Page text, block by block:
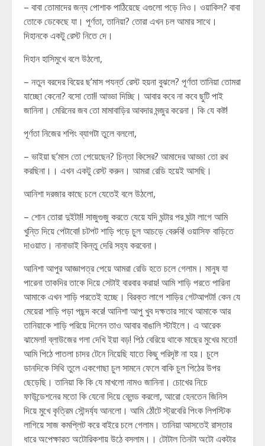
– বাবা তোমাদের জন্য পোশাক পাঠিয়েছে এগুলো পড়ে নিও। ওয়াকিল? বাবা
তোকে ডেকেছে যা। পূর্ণতা, তানিয়া? তোরা এখন চল আমার সাথে।
দিহানকে একটু রেস্ট নিতে দে।
দিহান হাসিমুখে বলে উঠলো,
– নতুন বরদের বিয়ের ছ’মাস পযর্ন্ত রেস্ট হয়না বুঝলে? পূর্ণতা তানিয়া তোমরা
যাচ্ছো কেনো? বসো তো!! আড্ডা দিচ্ছি। আবার কবে না কবে ছুটি পাই
জানিনা। মেরিনের জব তো মামাবাড়ির আবদার মন্জুর করেনা। কি যে কষ্ট!
পূর্ণতা নিজের শপিং ব্যাগটা তুলে বললো,
– ভাইয়া ছ’মাস তো পেয়েছেন? চিন্তা কিসের? আমাদের আড্ডা তো রথ
করছিনা।। এখন একটু রেস্ট করুন। আমরা রেডি হয়েই আসছি।
আনিশা দরজার কাছে চলে যেতেই বলে উঠলো,
– শোন তোরা দুইটা!! সাজুগুজু করতে যেয়ে যদি ঘন্টার পর ঘন্টা লাগে আমি
খুন্তি দিয়ে পেটাবো! চটপট শাড়ি পড়ে চুল আচড়ে বেরুবি! ওয়াসিফ বাড়িতে
দাওয়াত। নানাভাই কিন্তু দেরি সহ্য করবেনা।
আনিশা আপুর আজ্ঞাপত্র পেয়ে আমরা রেডি হতে চলে গেলাম। মানুষ যা
পারেনা তাকদির তাকে দিয়ে সেটাই বারবার করায়! আমি শাড়ি পরতে পারিনা
আমাকে এখন শাড়ি পরতেই হচ্ছে। বিরক্ত লাগে শাড়ির গেটআপটা! কেন যে
মেয়েরা শাড়ি পড়া পছন্দ করে! আনিশা আপু খুব দক্ষতার সাথে আমাকে আর
তানিয়াকে শাড়ি পরিয়ে দিলেন তাও আবার বাঙালি স্টাইলে। এ আরেক
ঝামেলা! ব্লাউজের গলা দেখি ইয়া বড়! পিঠ বেরিয়ে থাকে মাছের মুখের মতো!
আমি পিঠে পাতলা চাদর টেনে নিয়েছি যাতে কিছু পরিদৃষ্ট না হয়। চুলে
ডানদিকে সিথি তুলে একগোছা চুল সামনে ফেলে বাকি চুল পিঠের উপর
ছেড়েছি। তানিয়া কি কি যে মাখলো নামও জানিনা। চোখের নিচে
ফাউন্ডেশনের মতো কি যেনো দিয়ে ব্লেন্ড করলো, আরো হেনতেন জিনিস
দিয়ে মুখে কৃত্রিম সৌন্দর্য্য আনলো। আমি ঠোঁটে স্ট্রবেরি পিংক লিপস্টিক
লাগিয়ে সাজ কমপ্লিট করে বাইরে চলে গেলাম। তানিয়া আসতেই রাস্তার
ধারে অপেক্ষারত অটোরিকশায় উঠে বসলাম।। টোটাল তিনটা অটো একটার